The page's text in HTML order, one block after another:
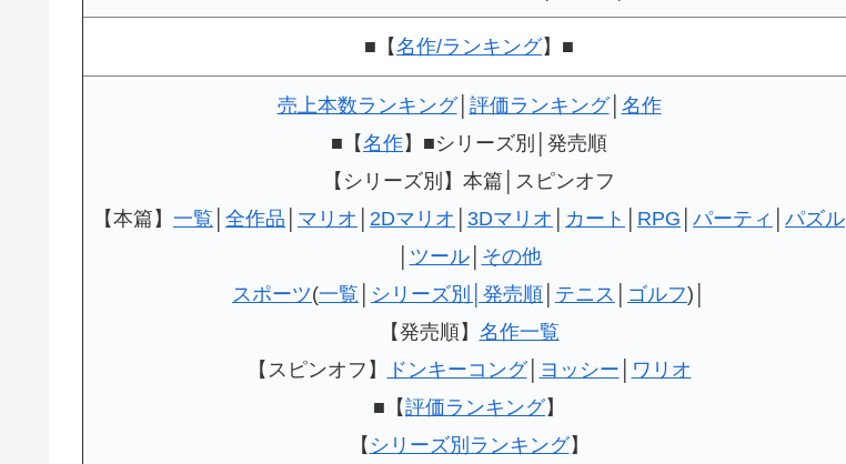
■【名作/ランキング】■
売上本数ランキング│ 評価ランキング│ 名作
■【名作】■シリーズ別│発売順
【シリーズ別】本篇│スピンオフ
【本篇】 一覧 全作品 マリオ 2Dマリオ 3Dマリオ カート RPG パーティ
パズル
ツール│ その他
スポーツ(一覧 シリーズ別│ 発売順 テニス ゴルフ)│
【発売順】 名作一覧
【スピンオフ】
ドンキーコング│ ヨッシー
ワリオ
■【評価ランキング】
【 シリーズ別ランキング】